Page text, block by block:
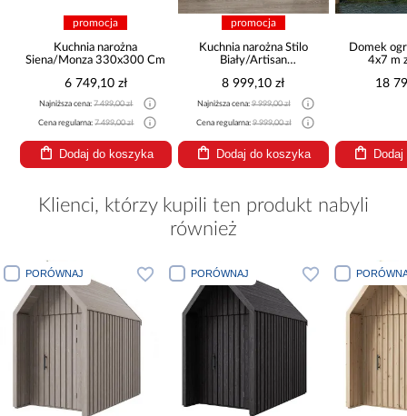
promocja
Kuchnia narożna
Siena/Monza 330x300 Cm
6 749,10 zł
Najniższa cena:7 499,00 zł
Cena regularna:7 499,00 zł
Dodaj do koszyka
promocja
Kuchnia narożna Stilo
Biały/Artisan
8 999,10 zł
Najniższa cena:9 999,00 zł
Cena regularna:9 999,00 zł
Dodaj do koszyka
Domek
4x7 m
18
Klienci, którzy kupili ten produkt nabyli
również
PORÓWNAJ PORÓWNAJ